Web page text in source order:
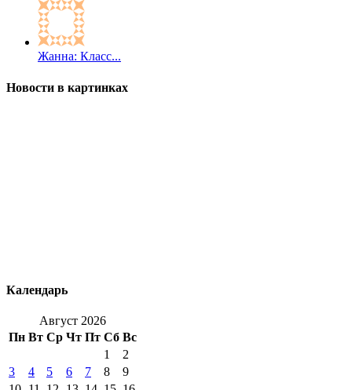
Жанна: Класс...
Новости в картинках
Календарь
Август 2026
Пн Вт Ср Чт Пт Сб Вс
1
2
3
4 5 6 7 8
9